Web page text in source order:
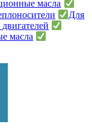
масла
Для
масла